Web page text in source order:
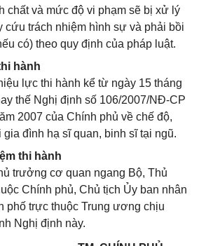
chất và mức độ vi phạm sẽ bị xử lý
cứu trách nhiệm hình sự và phải bồi
có) theo quy định của pháp luật.
hành
lực thi hành kể từ ngày 15 tháng
thế Nghị định số 106/2007/NĐ-CP
2007 của Chính phủ về chế độ,
đình hạ sĩ quan, binh sĩ tại ngũ.
thi hành
trưởng cơ quan ngang Bộ, Thủ
Chính phủ, Chủ tịch Ủy ban nhân
phố trực thuộc Trung ương chịu
Nghị định này.